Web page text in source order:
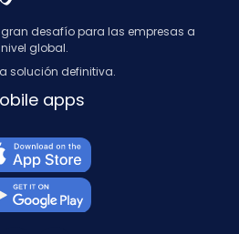
desafío para las empresas a
nivel global.
solución definitiva.
apps